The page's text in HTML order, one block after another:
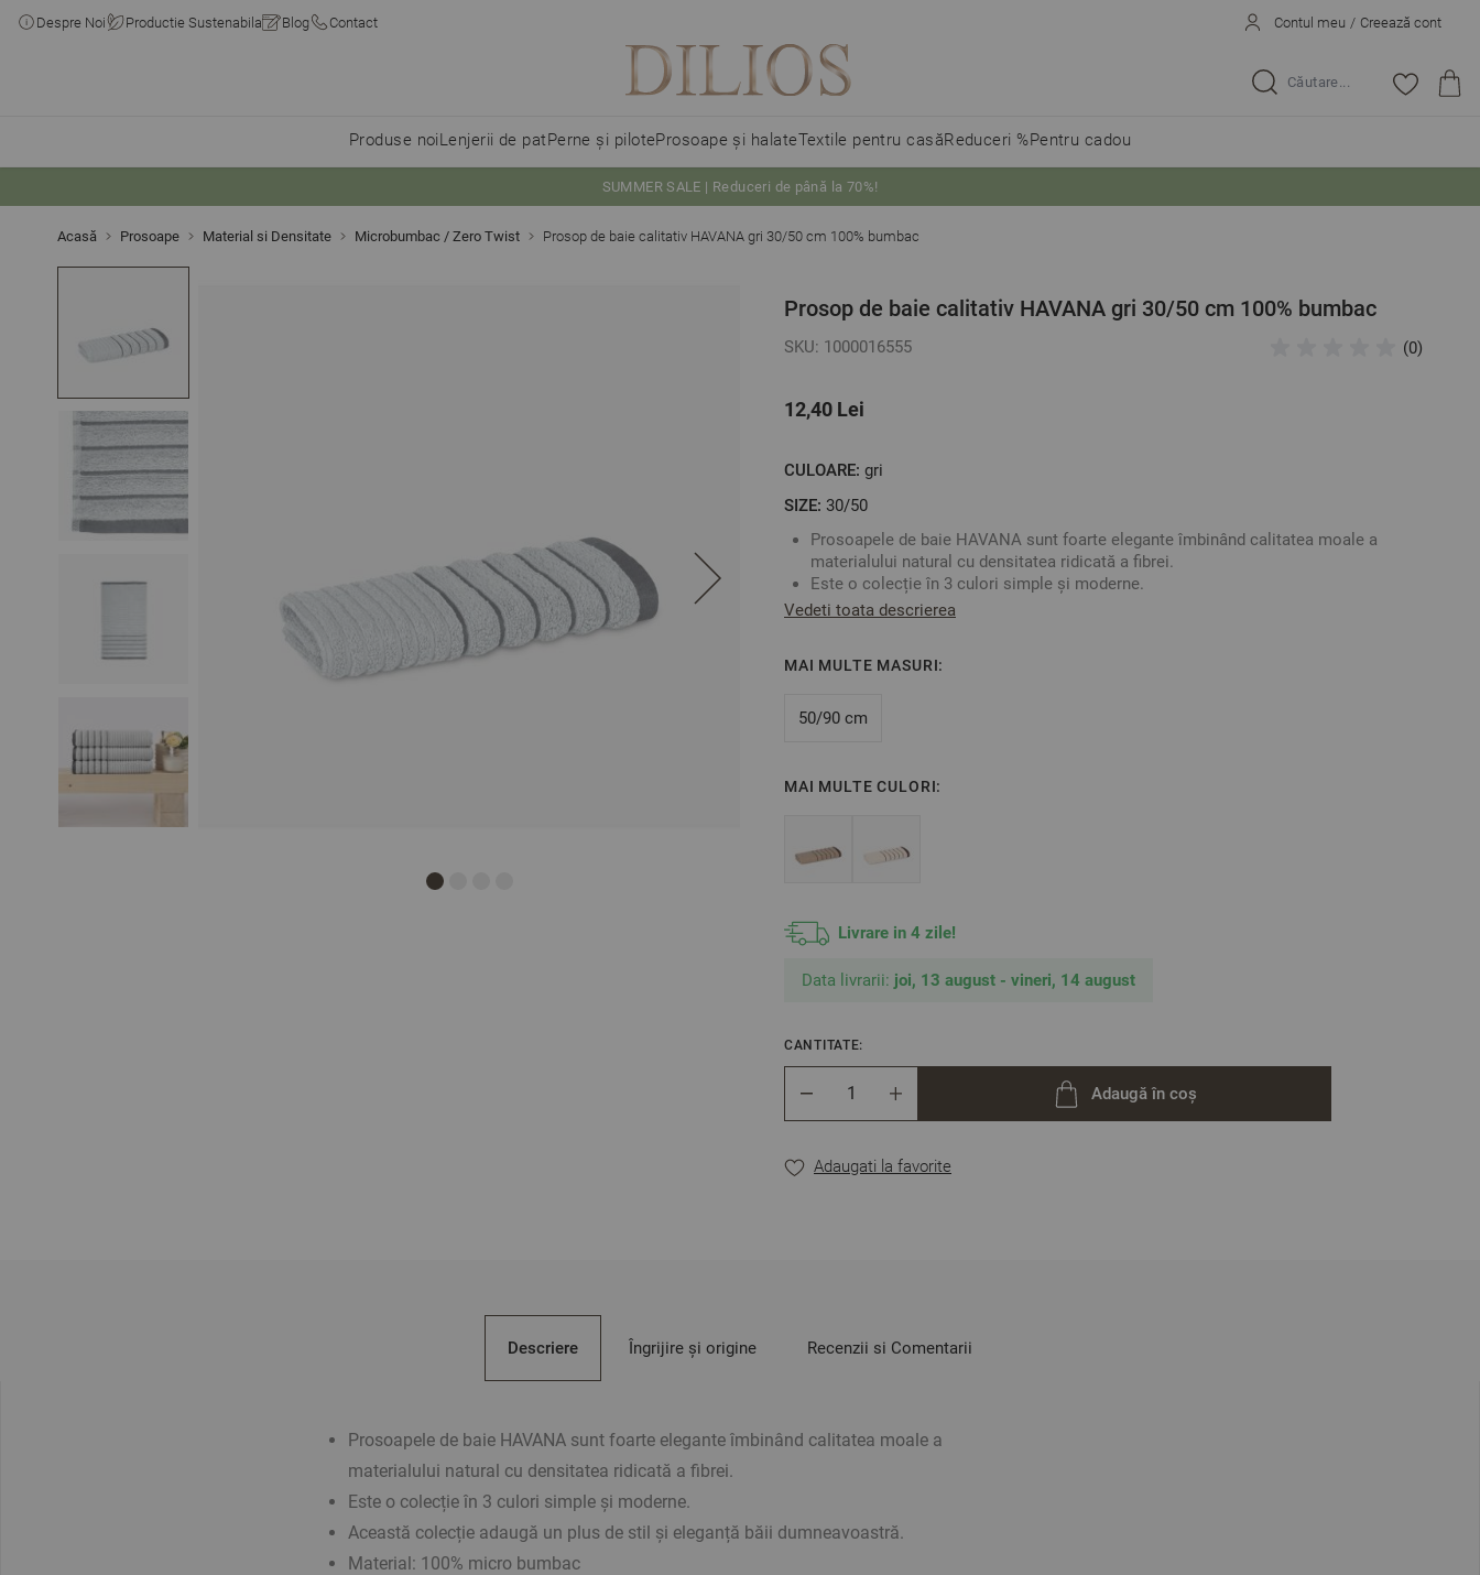
Despre Noi Productie Sustenabila Blog Contact Contul meu / Creează cont
Caută...
Produse noiLenjerii de patPerne și piloteProsoape și halateTextile pentru casăReduceri %Pentru cadou
SUMMER SALE | Reduceri de până la 70%!
Acasă Prosoape Material si Densitate Microbumbac / Zero Twist Prosop de baie calitativ HAVANA gri 30/50 cm 100% bumbac
Prosop de baie calitativ HAVANA gri 30/50 cm 100% bumbac
SKU: 1000016555 (0)
12,40 Lei
CULOARE: gri
SIZE: 30/50
Prosoapele de baie HAVANA sunt foarte elegante îmbinând calitatea moale a
materialului natural cu densitatea ridicată a fibrei.
Este o colecție în 3 culori simple și moderne.
Această colecție adaugă un plus de stil și eleganță băii dumneavoastră.
Culoare: Gri
Vedeti toata descrierea
MAI MULTE MASURI:
50/90 cm
MAI MULTE CULORI:
Livrare in 4 zile!
Data livrarii: joi, 13 august - vineri, 14 august
CANTITATE:
Adaugă în coș
Adaugati la favorite
Descriere
Prosoapele de baie HAVANA sunt foarte elegante îmbinând calitatea moale a
materialului natural cu densitatea ridicată a fibrei.
Este o colecție în 3 culori simple și moderne.
Această colecție adaugă un plus de stil și eleganță băii dumneavoastră.
Material: 100% micro bumbac
Îngrijire și origine Recenzii si Comentarii